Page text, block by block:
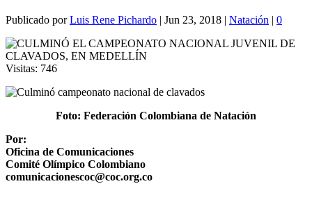
Publicado porLuis Rene Pichardo | Jun 23, 2018 | Natación | 0
Visitas: 746
Foto: Federación Colombiana de Natación
Por:
Oficina de Comunicaciones
Comité Olímpico Colombiano
comunicacionescoc@coc.org.co